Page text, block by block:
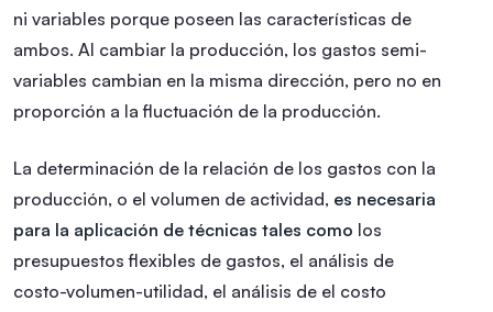
ni variables porque poseen las características de
ambos. Al cambiar la producción, los gastos semi-
variables cambian en la misma dirección, pero no en
proporción a la fluctuación de la producción.
La determinación de la relación de los gastos con la
producción, o el volumen de actividad, es necesaria
para la aplicación de técnicas tales como los
presupuestos flexibles de gastos, el análisis de
costo-volumen-utilidad, el análisis de el costo